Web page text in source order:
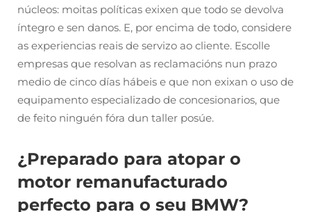
núcleos: moitas políticas exixen que todo se devolva
íntegro e sen danos. E, por encima de todo, considere
as experiencias reais de servizo ao cliente. Escolle
empresas que resolvan as reclamacións nun prazo
medio de cinco días hábeis e que non exixan o uso de
equipamento especializado de concesionarios, que
de feito ninguén fóra dun taller posúe.
¿Preparado para atopar o
motor remanufacturado
perfecto para o seu BMW?